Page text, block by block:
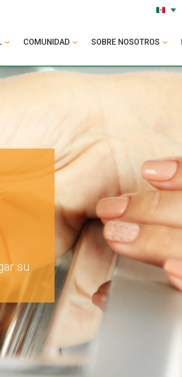
COMUNIDAD SOBRE NOSOTROS
su